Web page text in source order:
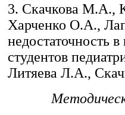
3. Скачкова М.А.,
Харченко О.А.,
недостаточность
студентов
Литяева Л.А.,